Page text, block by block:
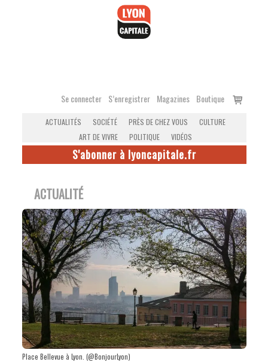
Se connecter S’enregistrer Magazines Boutique
Voir
ACTUALITÉS SOCIÉTÉ PRÈS DE CHEZ VOUS
CULTURE
ART DE VIVRE
POLITIQUE VIDÉOS
S'abonner à lyoncapitale.fr
ACTUALITÉ
Place Bellevue à Lyon. (@BonjourLyon)